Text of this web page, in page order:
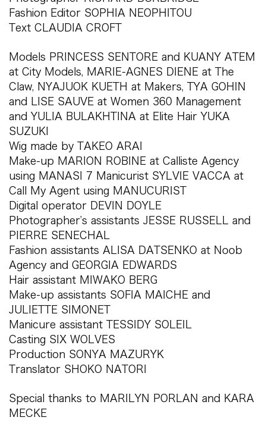
Fashion Editor SOPHIA NEOPHITOU
Text CLAUDIA CROFT
Models PRINCESS SENTORE and KUANY ATEM
at City Models, MARIE-AGNES DIENE at The
Claw, NYAJUOK KUETH at Makers, TYA GOHIN
and LISE SAUVE at Women 360 Management
and YULIA BULAKHTINA at Elite Hair YUKA
SUZUKI
Wig made by TAKEO ARAI
Make-up MARION ROBINE at Calliste Agency
using MANASI 7 Manicurist SYLVIE VACCA at
Call My Agent using MANUCURIST
Digital operator DEVIN DOYLE
Photographer’s assistants JESSE RUSSELL and
PIERRE SENECHAL
Fashion assistants ALISA DATSENKO at Noob
Agency and GEORGIA EDWARDS
Hair assistant MIWAKO BERG
Make-up assistants SOFIA MAICHE and
JULIETTE SIMONET
Manicure assistant TESSIDY SOLEIL
Casting SIX WOLVES
Production SONYA MAZURYK
Translator SHOKO NATORI
Special thanks to MARILYN PORLAN and KARA
MECKE